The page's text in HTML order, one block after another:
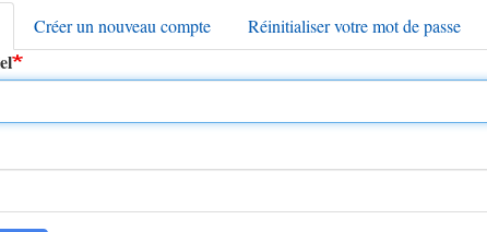
actif)
Créer un nouveau compte Réinitialiser votre mot de passe